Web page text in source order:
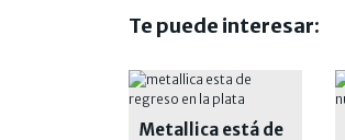
Te puede interesar:
Metallica está de